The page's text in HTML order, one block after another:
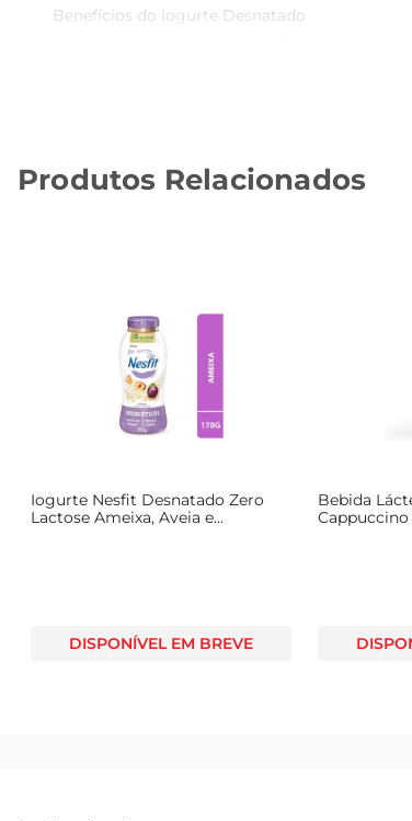
Benefícios do Iogurte Desnatado
menos gordura, tornandose uma opção
smoothies, sobremesas ou até mesmo em
Produtos Relacionados
Iogurte Nesfit Desnatado Zero
Lactose Ameixa, Aveia e
DISPONÍVEL EM BREVE
Bebida